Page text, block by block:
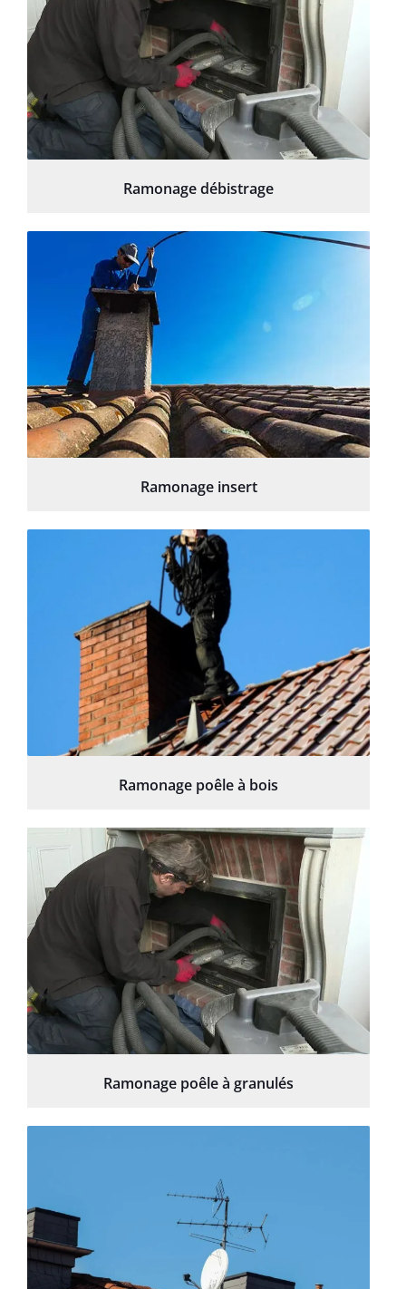
Ramonage débistrage
Ramonage insert
Ramonage poêle à bois
Ramonage poêle à granulés